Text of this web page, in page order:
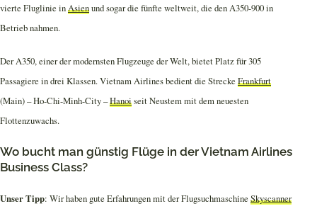
vierte Fluglinie inAsienund sogar die fünfte weltweit, die den A350-900 in
Betrieb nahmen.
Der A350, einer der modernsten Flugzeuge der Welt, bietet Platz für 305
Passagiere in drei Klassen. Vietnam Airlines bedient die Strecke Frankfurt
(Main) – Ho-Chi-Minh-City –Hanoiseit Neustem mit dem neuesten
Flottenzuwachs.
Wo bucht man günstig Flüge in der Vietnam Airlines
Business Class?
Unser Tipp: Wir haben gute Erfahrungen mit der Flugsuchmaschine Skyscanner